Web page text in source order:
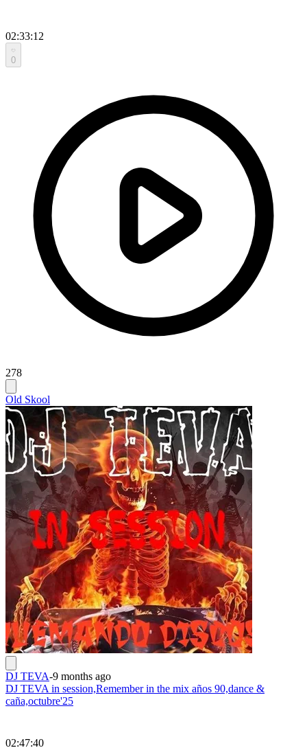
02:33:12
0
278
Old Skool
DJ TEVA-9 months ago
DJ TEVA in session,Remember in the mix años 90,dance &
caña,octubre'25
02:47:40